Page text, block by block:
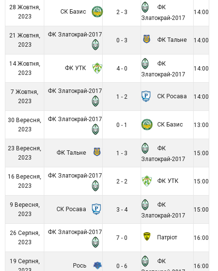
28 Жовтня,
2023
СК Базис 2 - 3
ФК
Златокрай-2017
14:00
21 Жовтня,
2023
ФК Златокрай-2017
0 - 3
ФК Тальне 14:00
14 Жовтня,
2023
ФК УТК 4 - 0
ФК
Златокрай-2017
14:00
7 Жовтня,
2023
ФК Златокрай-2017
1 - 2
СК Росава 14:00
30 Вересня,
2023
ФК Златокрай-2017
0 - 1
СК Базис 13:00
23 Вересня,
2023
ФК Тальне 1 - 3
ФК
Златокрай-2017
15:00
16 Вересня,
2023
ФК Златокрай-2017
2 - 2
ФК УТК 15:00
9 Вересня,
2023
СК Росава 3 - 4
ФК
Златокрай-2017
15:00
26 Серпня,
2023
ФК Златокрай-2017
7 - 0
Патріот 16:00
19 Серпня,
Рось 0 - 6
ФК
16:00